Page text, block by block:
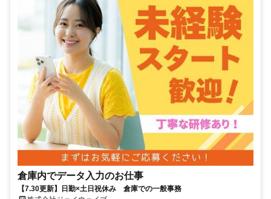
倉庫内でデータ入力のお仕事
【7.30更新】日勤×土日祝休み 倉庫での一般事務